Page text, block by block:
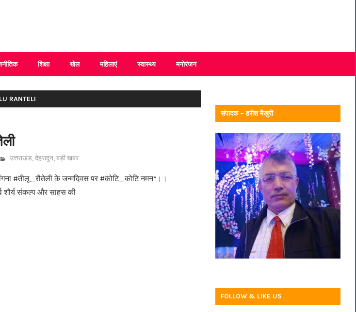
शिक्षा खेल महिलाएं स्वास्थ्य मनोरंजन
RANTELI
उत्तराखंड,देहरादून,बड़ी खबर
#तीलू_रौतेली के जन्मदिवस पर #कोटि_कोटि नमन*।।
शौर्य संकल्प और साहस की
संपादक – हरीश मैखुरी
FOLLOW & LIKE US